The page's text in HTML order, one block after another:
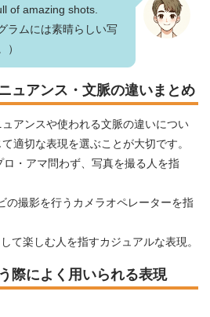
of amazing shots.
ラムには素晴らしい写
）
ュアンス・文脈の違いまとめ
アンスや使われる文脈の違いについ
適切な表現を選ぶことが大切です。
・アマ問わず、写真を撮る人を指
の撮影を行うカメラオペレーターを指
て楽しむ人を指すカジュアルな表現。
際によく用いられる表現